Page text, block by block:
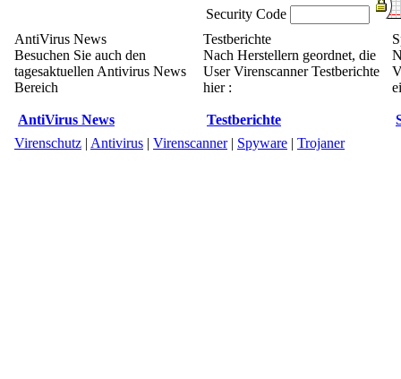
Security Code
AntiVirus News
Besuchen Sie auch den
tagesaktuellen Antivirus News
Bereich
AntiVirus News
Testberichte
Nach Herstellern geordnet, die
User Virenscanner Testberichte
hier :
Testberichte
Virenschutz | Antivirus | Virenscanner| Spyware | Trojaner